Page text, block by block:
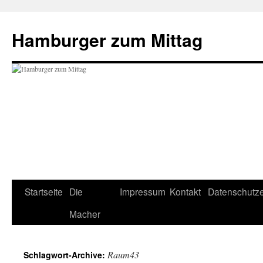
Hamburger zum Mittag
Zum
Startseite Die
Macher
Impressum Kontakt
Schlagwort-Archive: Raum43